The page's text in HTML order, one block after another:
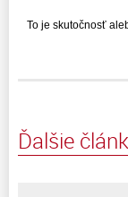
To je skutočnosť
Ďalšie